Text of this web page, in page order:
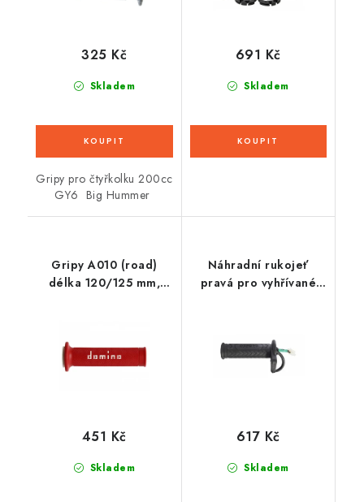
Skladem
325 Kč
Gripy pro čtyřkolku 200cc
GY6 Big Hummer
Skladem
691 Kč
Gripy A010 (road)
délka 120/125 mm,
Skladem
451 Kč
Náhradní rukojeť
pravá pro vyhřívané
Skladem
617 Kč